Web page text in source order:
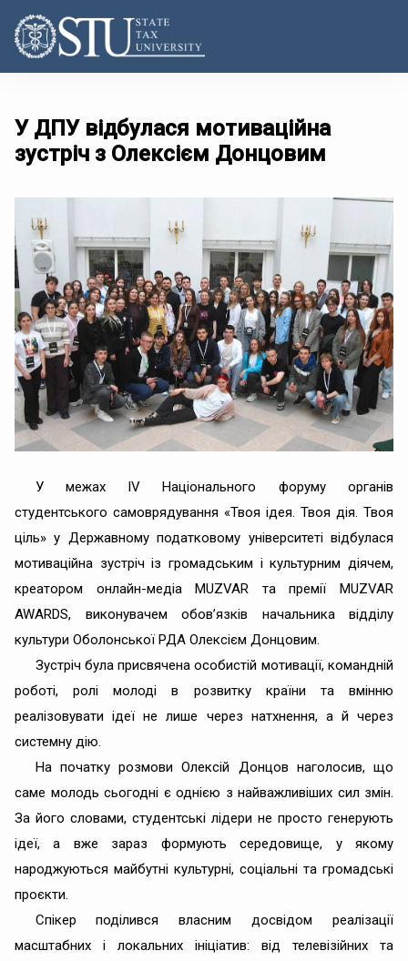
У ДПУ відбулася мотиваційна
зустріч з Олексієм Донцовим
У межах IV Національного форуму органів
студентського самоврядування «Твоя ідея. Твоя дія. Твоя
ціль» у Державному податковому університеті відбулася
мотиваційна зустріч із громадським і культурним діячем,
креатором онлайн-медіа MUZVAR та премії MUZVAR
AWARDS, виконувачем обов’язків начальника відділу
культури Оболонської РДА Олексієм Донцовим.
Зустріч була присвячена особистій мотивації, командній
роботі, ролі молоді в розвитку країни та вмінню
реалізовувати ідеї не лише через натхнення, а й через
системну дію.
На початку розмови Олексій Донцов наголосив, що
саме молодь сьогодні є однією з найважливіших сил змін.
За його словами, студентські лідери не просто генерують
ідеї, а вже зараз формують середовище, у якому
народжуються майбутні культурні, соціальні та громадські
проєкти.
Спікер поділився власним досвідом реалізації
масштабних і локальних ініціатив: від телевізійних та